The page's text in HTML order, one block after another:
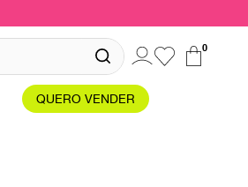
0
QUERO VENDER